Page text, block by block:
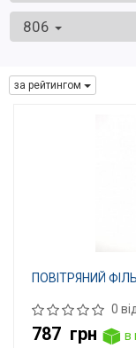
806
за рейтингом
ПОВІТРЯНИЙ
0
787 грн
в